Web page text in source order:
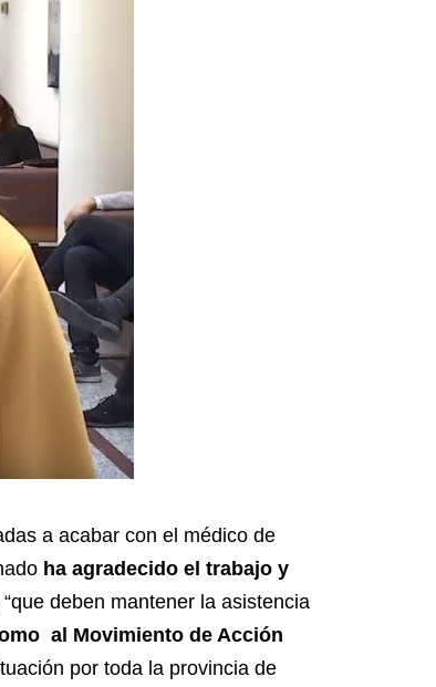
a acabar con el médico de
ha agradecido el trabajo y
“que deben mantener la asistencia
al Movimiento de Acción
por toda la provincia de